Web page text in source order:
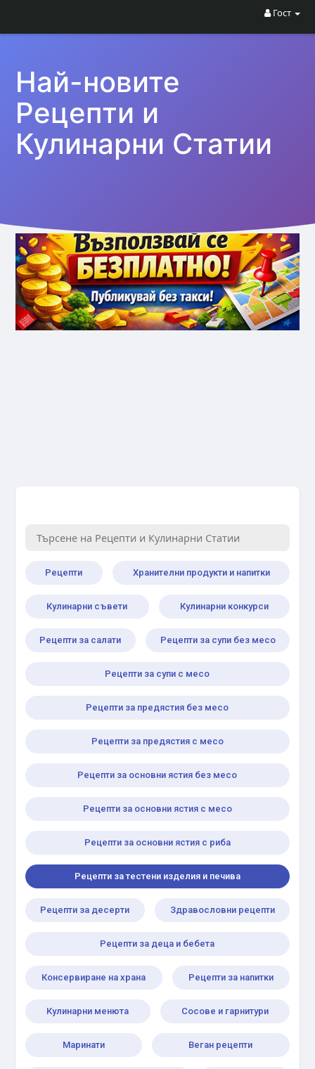
Гост
Най-новите
Рецепти и
Кулинарни Статии
Рецепти Хранителни продукти и напитки
Кулинарни съвети Кулинарни конкурси
Рецепти за салати Рецепти за супи без месо
Рецепти за супи с месо
Рецепти за предястия без месо
Рецепти за предястия с месо
Рецепти за основни ястия без месо
Рецепти за основни ястия с месо
Рецепти за основни ястия с риба
Рецепти за тестени изделия и печива
Рецепти за десерти Здравословни рецепти
Рецепти за деца и бебета
Консервиране на храна Рецепти за напитки
Кулинарни менюта Сосове и гарнитури
Маринати Веган рецепти